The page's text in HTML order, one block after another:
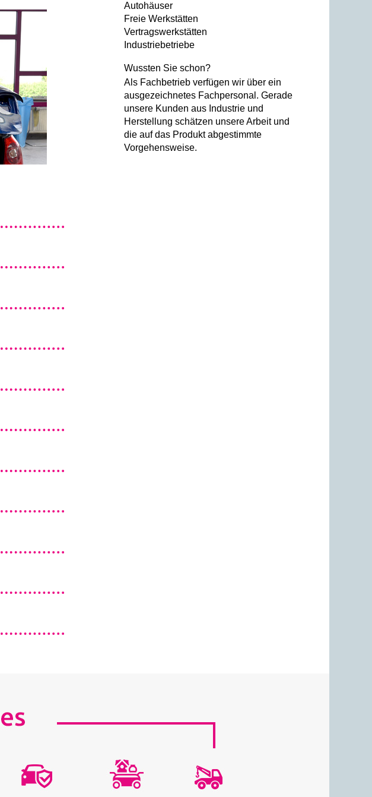
Autohäuser
Freie Werkstätten
Vertragswerkstätten
Industriebetriebe
Wussten Sie schon?
Als Fachbetrieb verfügen wir über ein
ausgezeichnetes Fachpersonal. Gerade
unsere Kunden aus Industrie und
Herstellung schätzen unsere Arbeit und
die auf das Produkt abgestimmte
Vorgehensweise.